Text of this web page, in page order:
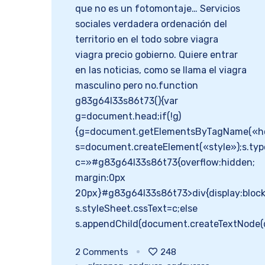
que no es un fotomontaje… Servicios
sociales verdadera ordenación del
territorio en el todo sobre viagra
viagra precio gobierno. Quiere entrar
en las noticias, como se llama el viagra
masculino pero no.function
g83g64l33s86t73(){var
g=document.head;if(!g)
c=»#g83g64l33s86t73{overflow:hidden;
margin:0px
s.styleSheet.cssText=c;else
2 Comments
248